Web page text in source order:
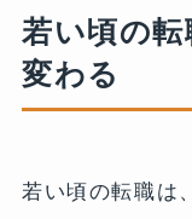
若い頃の
変わる
若い頃の転職は